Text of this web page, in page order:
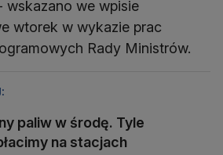
wskazano we wpisie
wtorek w wykazie prac
Rady Ministrów.
paliw w środę. Tyle
na stacjach